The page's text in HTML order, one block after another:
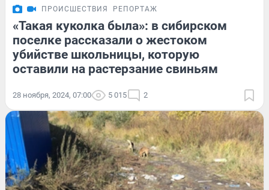
ПРОИСШЕСТВИЯ РЕПОРТАЖ
«Такая куколка была»: в сибирском
поселке рассказали о жестоком
убийстве школьницы, которую
оставили на растерзание свиньям
28 ноября, 2024, 07:00 5 015 2